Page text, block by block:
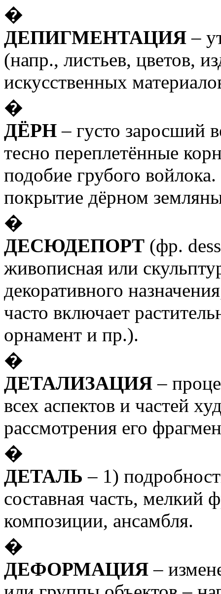
�
ДЕПИГМЕНТАЦИЯ –
(напр., листьев, цветов,
искусственных
�
ДЁРН – густо заросший
тесно переплетённые
подобие грубого
покрытие дёрном
�
ДЕСЮДЕПОРТ (фр.
живописная или
декоративного
часто включает
орнамент и пр.).
�
ДЕТАЛИЗАЦИЯ –
всех аспектов и частей
рассмотрения его
�
ДЕТАЛЬ – 1)
составная часть, мелкий
композиции, ансамбля.
�
ДЕФОРМАЦИЯ –